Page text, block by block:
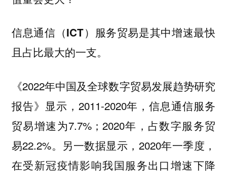
信息通信（ICT）服务贸易是其中增速最快
且占比最大的一支。
《2022年中国及全球数字贸易发展趋势研究
报告》显示，2011-2020年，信息通信服务
贸易增速为7.7%；2020年，占数字服务贸
易22.2%。另一数据显示，2020年一季度，
在受新冠疫情影响我国服务出口增速下降